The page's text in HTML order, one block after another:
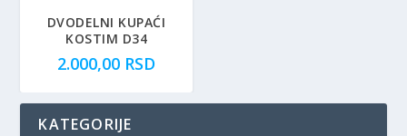
DVODELNI KUPAĆI
KOSTIM D34
2.000,00 RSD
KATEGORIJE